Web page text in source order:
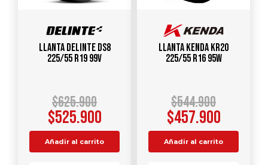
Llanta DELINTE DS8
225/55 R19 99V
$625.900
$525.900
Añadir al carrito
Llanta KENDA KR20
225/55 R16 95W
$544.900
$457.900
Añadir al carrito